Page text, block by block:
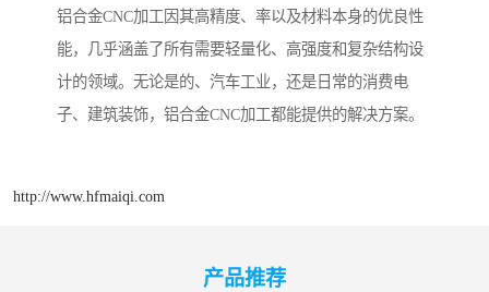
铝合金CNC加工因其高精度、率以及材料本身的优良性
能，几乎涵盖了所有需要轻量化、高强度和复杂结构设
计的领域。无论是的、汽车工业，还是日常的消费电
子、建筑装饰，铝合金CNC加工都能提供的解决方案。
http://www.hfmaiqi.com
产品推荐